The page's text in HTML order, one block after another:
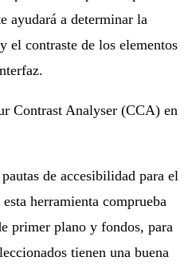
ayudará a determinar la
el contraste de los elementos
de accesibilidad para el
esta herramienta comprueba
primer plano y fondos, para
tienen una buena